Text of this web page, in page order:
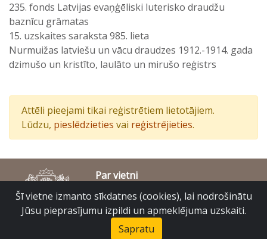
235. fonds Latvijas evaņģēliski luterisko draudžu
baznīcu grāmatas
15. uzskaites saraksta 985. lieta
Nurmuižas latviešu un vācu draudzes 1912.-1914. gada
dzimušo un kristīto, laulāto un mirušo reģistrs
Attēli pieejami tikai reģistrētiem lietotājiem.
Lūdzu, pieslēdzieties vai reģistrējieties.
Par vietni
Piekļūstamības paziņojums
© Latvijas Valsts vēstures arhīvs 2007-2026
Slokas iela 16, Rīga, LV – 1048
Šī vietne izmanto sīkdatnes (cookies), lai nodrošinātu
Jūsu pieprasījumu izpildi un apmeklējuma uzskaiti.
Sapratu